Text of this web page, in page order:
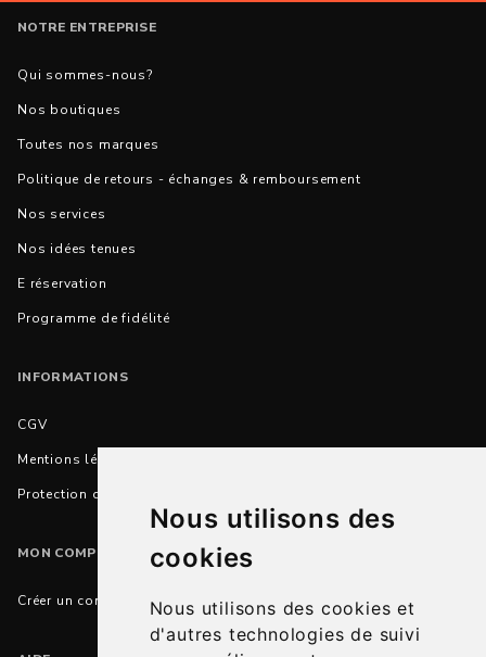
Nous utilisons des
cookies
Nous utilisons des cookies et
d'autres technologies de suivi
NOTRE ENTREPRISE
Qui sommes-nous?
Nos boutiques
Toutes nos marques
Politique de retours - échanges & remboursement
Nos services
Nos idées tenues
E réservation
Programme de fidélité
INFORMATIONS
CGV
Mentions légales
Protection des données personnelles
MON COMPTE
Créer un compte